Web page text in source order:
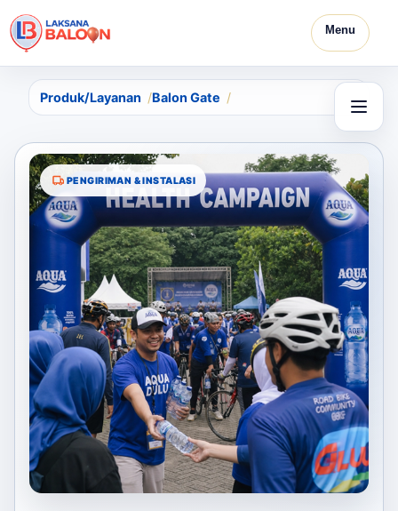
Menu
Produk/Layanan Balon Gate
PENGIRIMAN & INSTALASI